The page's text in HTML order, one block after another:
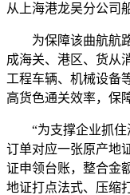
从上海港龙吴分公司
为保障该曲航航路
成海关、港区、货从
工程车辆、机械设备
高货色通关效率，保
“为支撑企业抓住
订单对应一张原产地
证申领台账，整合金
地证打点法式、压缩